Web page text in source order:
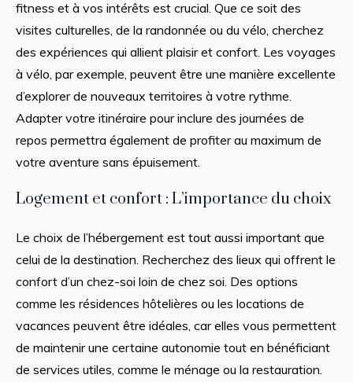
fitness et à vos intérêts est crucial. Que ce soit des
visites culturelles, de la randonnée ou du vélo, cherchez
des expériences qui allient plaisir et confort. Les voyages
à vélo, par exemple, peuvent être une manière excellente
d’explorer de nouveaux territoires à votre rythme.
Adapter votre itinéraire pour inclure des journées de
repos permettra également de profiter au maximum de
votre aventure sans épuisement.
Logement et confort : L’importance du choix
Le choix de l’hébergement est tout aussi important que
celui de la destination. Recherchez des lieux qui offrent le
confort d’un chez-soi loin de chez soi. Des options
comme les résidences hôtelières ou les locations de
vacances peuvent être idéales, car elles vous permettent
de maintenir une certaine autonomie tout en bénéficiant
de services utiles, comme le ménage ou la restauration.